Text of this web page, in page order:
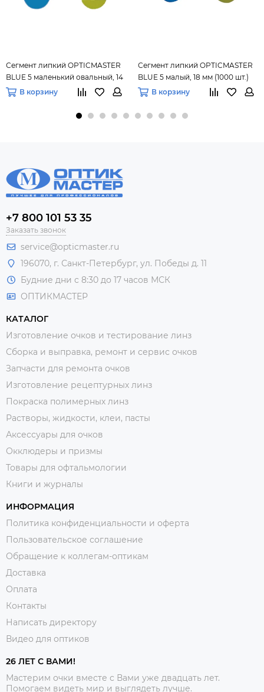
Сегмент липкий OPTICMASTER
BLUE 5 маленький овальный, 14
мм (1000 шт.)
В корзину
Сегмент липкий OPTICMASTER
BLUE 5 малый, 18 мм (1000 шт.)
В корзину
+7 800 101 53 35
Заказать звонок
service@opticmaster.ru
196070, г. Санкт-Петербург, ул. Победы д. 11
Будние дни с 8:30 до 17 часов МСК
ОПТИКМАСТЕР
КАТАЛОГ
Изготовление очков и тестирование линз
Сборка и выправка, ремонт и сервис очков
Запчасти для ремонта очков
Изготовление рецептурных линз
Покраска полимерных линз
Растворы, жидкости, клеи, пасты
Аксессуары для очков
Окклюдеры и призмы
Товары для офтальмологии
Книги и журналы
ИНФОРМАЦИЯ
Политика конфиденциальности и оферта
Пользовательское соглашение
Обращение к коллегам-оптикам
Доставка
Оплата
Контакты
Написать директору
Видео для оптиков
26 ЛЕТ С ВАМИ!
Мастерим очки вместе с Вами уже двадцать лет.
Помогаем видеть мир и выглядеть лучше.